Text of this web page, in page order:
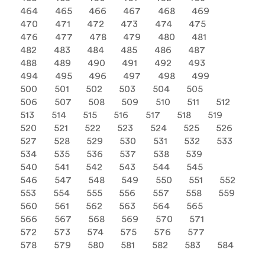
464
465 466 467 468
469
470
471 472 473 474
475
476
477 478 479 480
481
482
483 484 485 486
487
488
489 490 491 492
493
494
495 496 497 498
499
500
501 502 503 504
505
506
507 508 509 510 511
512
513
514 515 516 517 518
519
520
521 522 523 524 525
526
527
528 529 530 531 532
533
534
535 536 537 538
539
540
541 542 543 544
545
546
547 548 549 550 551
552
553
554 555 556 557 558
559
560
561 562 563 564
565
566
567 568 569 570
571
572
573 574 575 576
577
578
579 580 581 582 583
584